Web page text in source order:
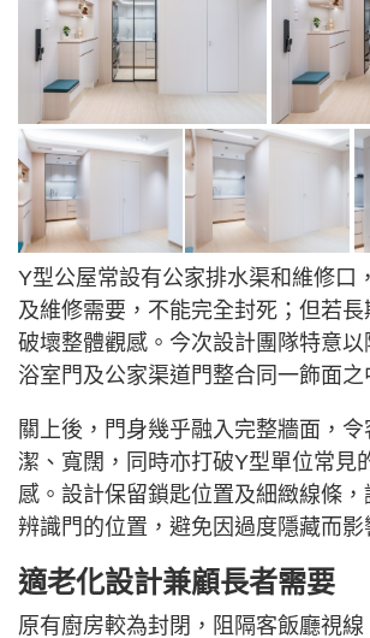
Y型公屋常設有公家排水渠和維修口
及維修需要，不能完全封死；但若
破壞整體觀感。今次設計團隊特意
浴室門及公家渠道門整合同一飾面之
關上後，門身幾乎融入完整牆面，
潔、寬闊，同時亦打破Y型單位常見
感。設計保留鎖匙位置及細緻線條
辨識門的位置，避免因過度隱藏而影
適老化設計兼顧長者需要
原有廚房較為封閉，阻隔客飯廳視線